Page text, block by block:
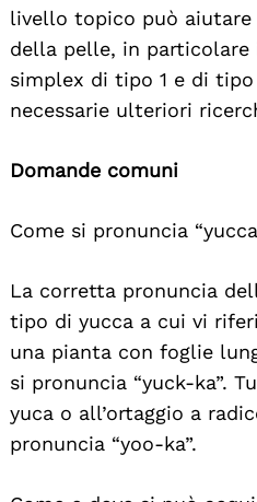
livello topico può aiutare
della pelle, in particolare
simplex di tipo 1 e di
necessarie ulteriori
Domande comuni
Come si pronuncia
La corretta pronuncia
tipo di yucca a cui vi
una pianta con foglie
si pronuncia “yuck-ka”.
yuca o all’ortaggio a
pronuncia “yoo-ka”.